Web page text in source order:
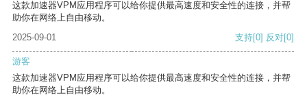
这款加速器VPM应用程序可以给你提供最高速度和安全性的连接，并帮
助你在网络上自由移动。
2025-09-01
支持[0] 反对[0]
游客
这款加速器VPM应用程序可以给你提供最高速度和安全性的连接，并帮
助你在网络上自由移动。